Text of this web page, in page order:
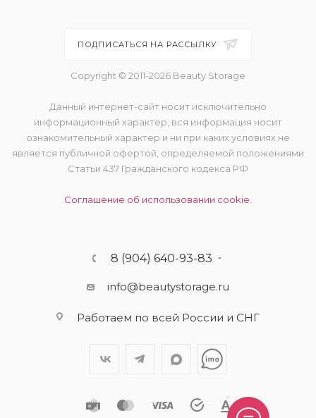
ПОДПИСАТЬСЯ НА РАССЫЛКУ
Copyright © 2011-2026 Beauty Storage
Данный интернет-сайт носит исключительно
информационный характер, вся информация носит
ознакомительный характер и ни при каких условиях не
является публичной офертой, определяемой положениями
Статьи 437 Гражданского кодекса РФ
Соглашение об использовании cookie.
8 (904) 640-93-83
info@beautystorage.ru
Работаем по всей России и СНГ